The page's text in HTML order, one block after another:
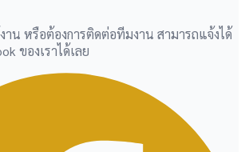
น หรือต้องการติดต่อทีมงาน สามารถแจ้งได้
ของเราได้เลย